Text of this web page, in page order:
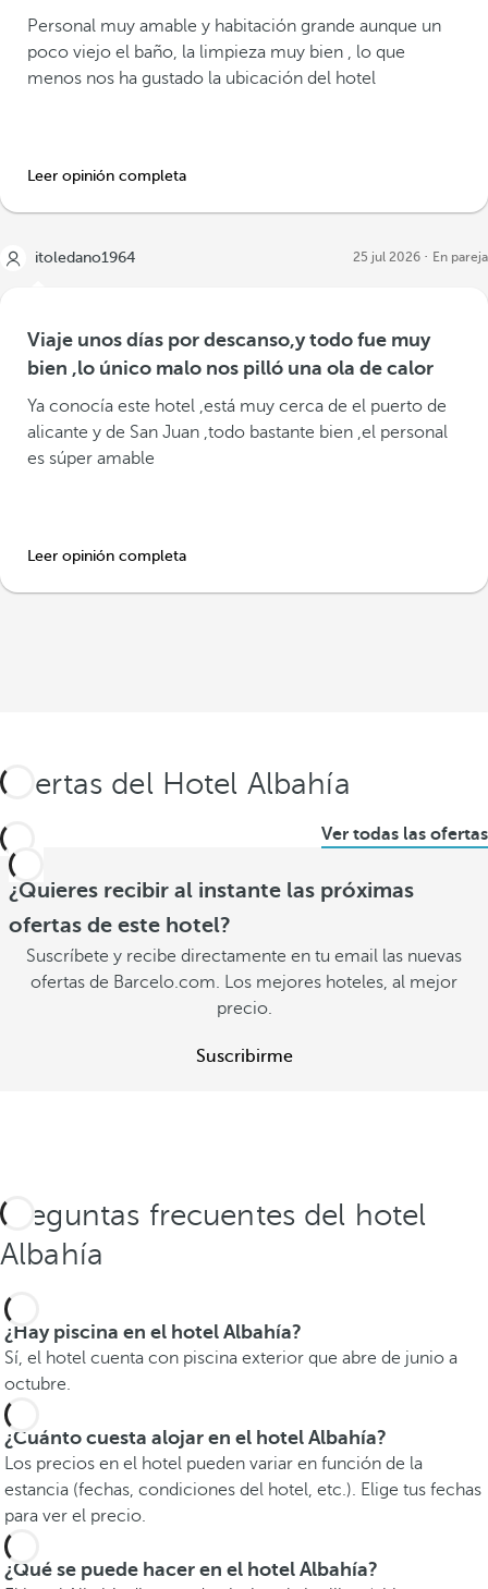
Personal muy amable y habitación grande aunque un
poco viejo el baño, la limpieza muy bien , lo que
menos nos ha gustado la ubicación del hotel
Leer opinión completa
itoledano1964 25 jul 2026 En pareja
Viaje unos días por descanso,y todo fue muy
bien ,lo único malo nos pilló una ola de calor
Ya conocía este hotel ,está muy cerca de el puerto de
alicante y de San Juan ,todo bastante bien ,el personal
es súper amable
Leer opinión completa
Ofertas del Hotel Albahía
Ver todas las ofertas
¿Quieres recibir al instante las próximas
ofertas de este hotel?
Suscríbete y recibe directamente en tu email las nuevas
ofertas de Barcelo.com. Los mejores hoteles, al mejor
precio.
Suscribirme
Preguntas frecuentes del hotel
Albahía
¿Hay piscina en el hotel Albahía?
Sí, el hotel cuenta con piscina exterior que abre de junio a
octubre.
¿Cuánto cuesta alojar en el hotel Albahía?
Los precios en el hotel pueden variar en función de la
estancia (fechas, condiciones del hotel, etc.). Elige tus fechas
para ver el precio.
¿Qué se puede hacer en el hotel Albahía?